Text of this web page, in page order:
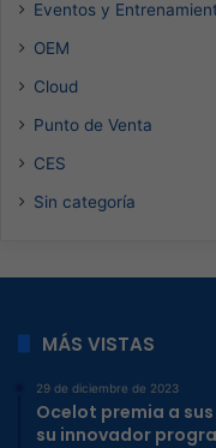
Eventos y
OEM
Cloud
Punto de Venta
CES
Sin categoría
MÁS VISTAS
29 de diciembre de 2023
Ocelot premia a
su innovador